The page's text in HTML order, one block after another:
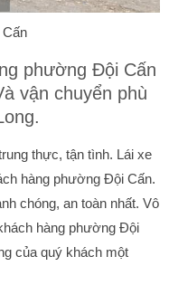
phường Đội Cấn
vận chuyển phù
thực, tận tình. Lái xe
hàng phường Đội Cấn.
chóng, an toàn nhất. Vô
hàng phường Đội
của quý khách một